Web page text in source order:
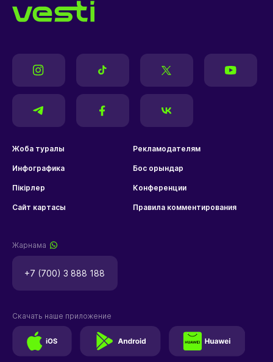
Жоба туралы Рекламодателям
Инфографика Бос орындар
Пікірлер Конференции
Сайт картасы Правила комментирования
Жарнама
+7 (700) 3 888 188
Скачать наше приложение